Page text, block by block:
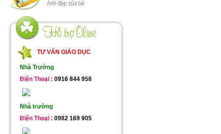
TƯ VẤN GIÁO DỤC
Nhà Trường
Điện Thoại : 0916 844 958
Nhà trường
Điện Thoại : 0982 169 905